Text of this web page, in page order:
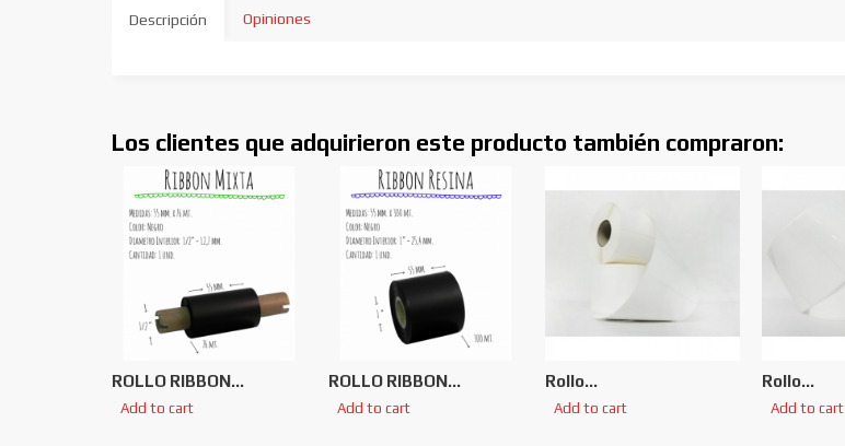
Descripción Opiniones
Los clientes que adquirieron este producto también compraron:
ROLLO RIBBON...
Add to cart
ROLLO RIBBON...
Add to cart
Rollo...
Add to cart
Rollo...
Add to cart